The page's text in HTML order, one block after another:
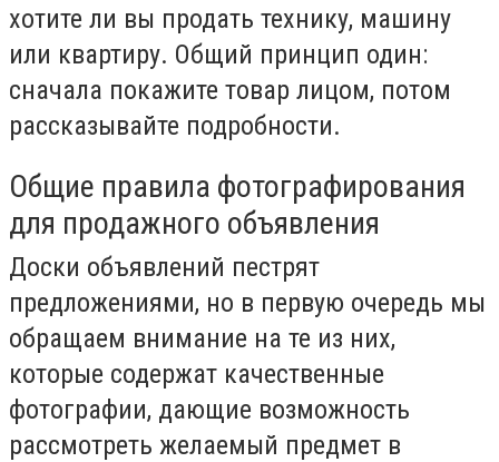
хотите ли вы продать технику, машину
или квартиру. Общий принцип один:
сначала покажите товар лицом, потом
рассказывайте подробности.
Общие правила фотографирования
для продажного объявления
Доски объявлений пестрят
предложениями, но в первую очередь мы
обращаем внимание на те из них,
которые содержат качественные
фотографии, дающие возможность
рассмотреть желаемый предмет в